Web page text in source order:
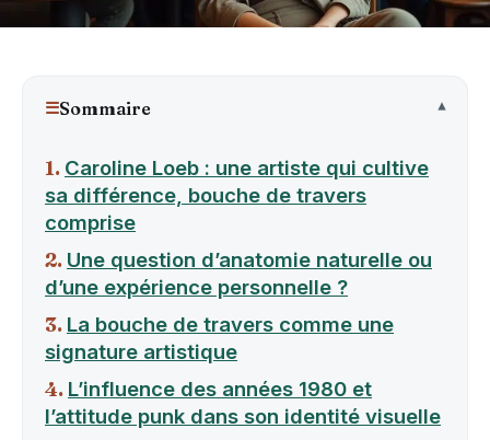
☰Sommaire
Caroline Loeb : une artiste qui cultive
sa différence, bouche de travers
comprise
Une question d’anatomie naturelle ou
d’une expérience personnelle ?
La bouche de travers comme une
signature artistique
L’influence des années 1980 et
l’attitude punk dans son identité visuelle